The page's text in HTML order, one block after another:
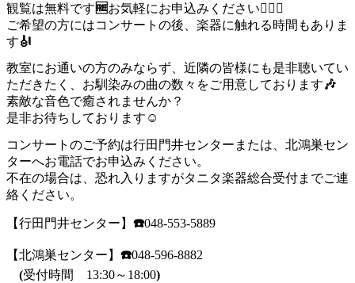
観覧は無料です🆓お気軽にお申込みください🙋🏻‍♀️
ご希望の方にはコンサートの後、楽器に触れる時間もありま
す🎻
教室にお通いの方のみならず、近隣の皆様にも是非聴いてい
ただきたく、お馴染みの曲の数々をご用意しております🎶
素敵な音色で癒されませんか？
是非お待ちしております ☺️
コンサートのご予約は行田門井センターまたは、北鴻巣セン
ターへお電話でお申込みください。
不在の場合は、恐れ入りますがタニタ楽器総合受付までご連
絡ください。
【行田門井センター】 ☎️048-553-5889
【北鴻巣センター】 ☎️048-596-8882
(受付時間 13:30～18:00)